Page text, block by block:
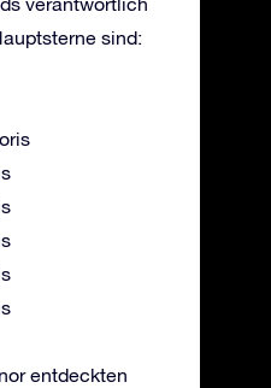
sind:
entdeckten